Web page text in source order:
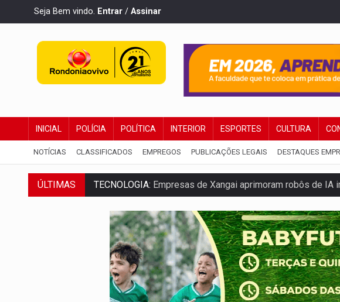
Seja Bem vindo. Entrar / Assinar
INICIAL POLÍCIA POLÍTICA INTERIOR ESPORTES CULTURA
NOTÍCIAS CLASSIFICADOS EMPREGOS PUBLICAÇÕES LEGAIS DESTAQUES
ÚLTIMAS
TECNOLOGIA:Empresas de Xangai aprimoram robôs de IA
PROTEGE A TERRA: China descobre como explodir
VÍDEO:Motociclista morre após bater na traseira de
PARECE UM NUGGET:Essa receita com frango virou o meu
EMPREENDEDORISMO:7 negócios que podem começar
GIGANTE DA AMÉRICA:Brasil reúne dimensão continental